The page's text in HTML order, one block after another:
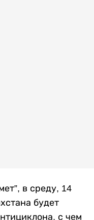
в среду, 14
будет
с чем